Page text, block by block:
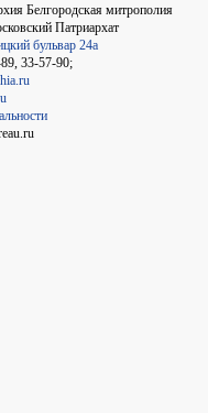
Белгородская митрополия
Патриархат
бульвар 24а
33-57-90;